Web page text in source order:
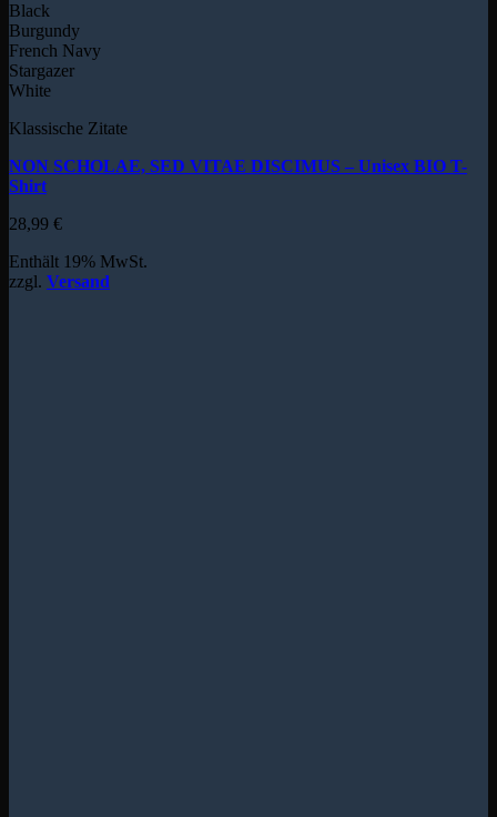
Black
Burgundy
French Navy
Stargazer
White
Klassische Zitate
NON SCHOLAE, SED VITAE DISCIMUS – Unisex BIO T-
Shirt
28,99 €
Enthält 19% MwSt.
zzgl. Versand